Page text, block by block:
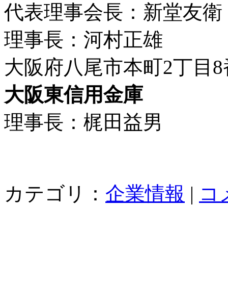
代表理事会長：新堂友衛
理事長：河村正雄
大阪府八尾市本町2丁目8
大阪東信用金庫
理事長：梶田益男
カテゴリ： 企業情報 | コ